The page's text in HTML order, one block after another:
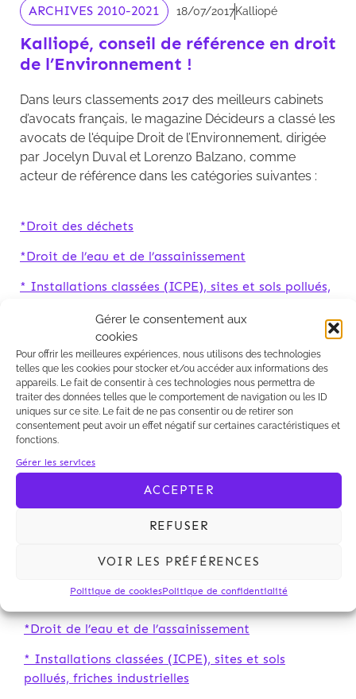
Gérer le consentement aux
cookies
Pour offrir les meilleures expériences, nous utilisons des technologies
telles que les cookies pour stocker et/ou accéder aux informations des
appareils. Le fait de consentir à ces technologies nous permettra de
traiter des données telles que le comportement de navigation ou les ID
uniques sur ce site. Le fait de ne pas consentir ou de retirer son
consentement peut avoir un effet négatif sur certaines caractéristiques et
fonctions.
Gérer les services
ACCEPTER
REFUSER
VOIR LES PRÉFÉRENCES
Politique de cookiesPolitique de confidentialité
ARCHIVES 2010-2021 18/07/2017Kalliopé
Kalliopé, conseil de référence en droit
de l’Environnement !
Dans leurs classements 2017 des meilleurs cabinets
d’avocats français, le magazine Décideurs a classé les
avocats de l'équipe Droit de l’Environnement, dirigée
par Jocelyn Duval et Lorenzo Balzano, comme
acteur de référence dans les catégories suivantes :
*Droit des déchets
*Droit de l’eau et de l’assainissement
* Installations classées (ICPE), sites et sols pollués,
* Contentieux de l’environnement
d’avocats français, le magazine Décideurs a classé
les avocats de l'équipe Droit de l’Environnement,
dirigée par Jocelyn Duval et Lorenzo Balzano,
comme acteur de référence dans les catégories
*Droit des déchets
*Droit de l’eau et de l’assainissement
* Installations classées (ICPE), sites et sols
pollués, friches industrielles